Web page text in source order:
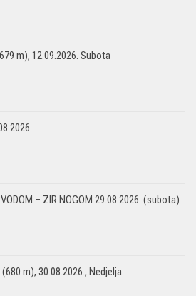
m), 12.09.2026. Subota
– ZIR NOGOM 29.08.2026. (subota)
m), 30.08.2026., Nedjelja